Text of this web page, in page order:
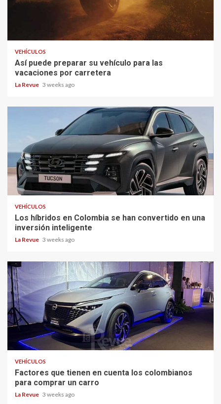
VEHÍCULOS
Así puede preparar su vehículo para las
vacaciones por carretera
La Revue 3 weeks ago
VEHÍCULOS
Los híbridos en Colombia se han convertido en una
inversión inteligente
La Revue 3 weeks ago
VEHÍCULOS
Factores que tienen en cuenta los colombianos
para comprar un carro
La Revue 3 weeks ago